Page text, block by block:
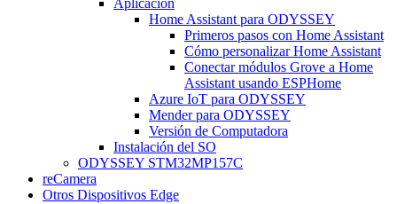
Aplicación
Home Assistant para ODYSSEY
Primeros pasos con Home Assistant
Cómo personalizar Home Assistant
Conectar módulos Grove a Home
Assistant usando ESPHome
Azure IoT para ODYSSEY
Mender para ODYSSEY
Versión de Computadora
Instalación del SO
ODYSSEY STM32MP157C
reCamera
Otros Dispositivos Edge